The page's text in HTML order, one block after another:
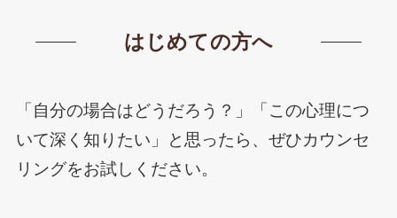
はじめての方へ
「自分の場合はどうだろう？」「この心理につ
いて深く知りたい」と思ったら、ぜひカウンセ
リングをお試しください。